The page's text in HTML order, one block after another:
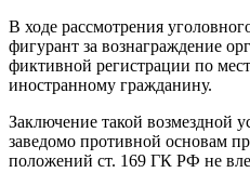
В ходе рассмотрения
фигурант за вознаграждение
фиктивной регистрации по
иностранному гражданину.
Заключение такой возмездной
заведомо противной основам
положений ст. 169 ГК РФ не